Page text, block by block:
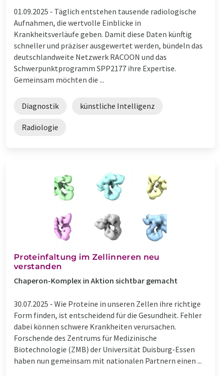
01.09.2025 - Täglich entstehen tausende radiologische
Aufnahmen, die wertvolle Einblicke in
Krankheitsverläufe geben. Damit diese Daten künftig
schneller und präziser ausgewertet werden, bündeln das
deutschlandweite Netzwerk RACOON und das
Schwerpunktprogramm SPP2177 ihre Expertise.
Gemeinsam möchten die ...
Diagnostik künstliche Intelligenz
Radiologie
Proteinfaltung im Zellinneren neu
verstanden
Chaperon-Komplex in Aktion sichtbar gemacht
30.07.2025 - Wie Proteine in unseren Zellen ihre richtige
Form finden, ist entscheidend für die Gesundheit. Fehler
dabei können schwere Krankheiten verursachen.
Forschende des Zentrums für Medizinische
Biotechnologie (ZMB) der Universität Duisburg-Essen
haben nun gemeinsam mit nationalen Partnern einen ...